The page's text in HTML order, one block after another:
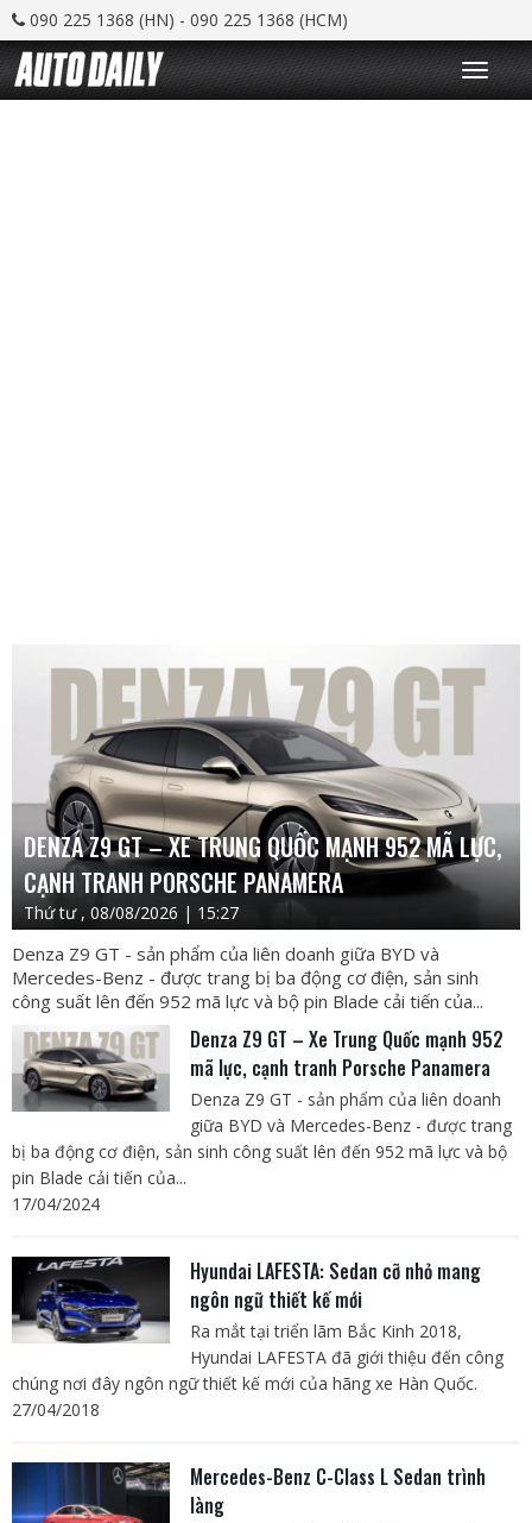
090 225 1368 (HN) - 090 225 1368 (HCM)
T
o
g
DENZA Z9 GT – XE TRUNG QUỐC MẠNH 952 MÃ LỰC,
CẠNH TRANH PORSCHE PANAMERA
Thứ tư , 08/08/2026 | 15:27
Denza Z9 GT - sản phẩm của liên doanh giữa BYD và
Mercedes-Benz - được trang bị ba động cơ điện, sản sinh
công suất lên đến 952 mã lực và bộ pin Blade cải tiến của...
Denza Z9 GT – Xe Trung Quốc mạnh 952
mã lực, cạnh tranh Porsche Panamera
Denza Z9 GT - sản phẩm của liên doanh
giữa BYD và Mercedes-Benz - được trang
bị ba động cơ điện, sản sinh công suất lên đến 952 mã lực và bộ
pin Blade cải tiến của...
17/04/2024
Hyundai LAFESTA: Sedan cỡ nhỏ mang
ngôn ngữ thiết kế mới
Ra mắt tại triển lãm Bắc Kinh 2018,
Hyundai LAFESTA đã giới thiệu đến công
chúng nơi đây ngôn ngữ thiết kế mới của hãng xe Hàn Quốc.
27/04/2018
Mercedes-Benz C-Class L Sedan trình
làng